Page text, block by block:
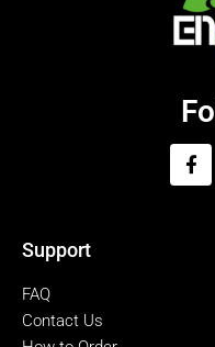
Support
FAQ
Contact Us